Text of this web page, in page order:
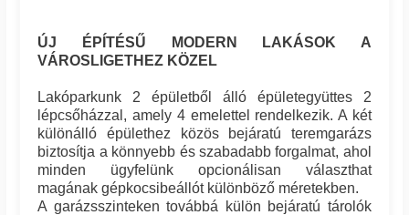
ÚJ ÉPÍTÉSŰ MODERN LAKÁSOK A
VÁROSLIGETHEZ KÖZEL
Lakóparkunk 2 épületből álló épületegyüttes 2
lépcsőházzal, amely 4 emelettel rendelkezik. A két
különálló épülethez közös bejáratú teremgarázs
biztosítja a könnyebb és szabadabb forgalmat, ahol
minden ügyfelünk opcionálisan választhat
magának gépkocsibeállót különböző méretekben.
A garázsszinteken továbbá külön bejáratú tárolók